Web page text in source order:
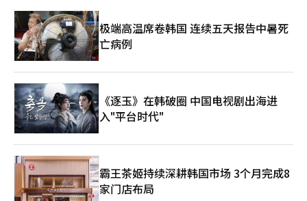
极端高温席卷韩国 连续五天报告中暑死
亡病例
《逐玉》在韩破圈 中国电视剧出海进
入"平台时代"
霸王茶姬持续深耕韩国市场 3个月完成8
家门店布局